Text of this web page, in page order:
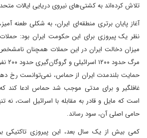
تلاش کرده‌اند به کشتی‌های نیروی دریایی ایالات
آغاز پایان برتری منطقه‌ای ایران، به شکلی طعنه
میزان دخالت ایران در این حملات همچنان
مرگ
حمایت بلندمدت ایران از حماس، نمی‌توانست رخ
غافلگیر و برای مدتی موجب شد حماس ادعا کند
است که مایل و قادر به مقابله با اسرائیل است، نه
حامی اصلی آن، سود رساند.
کمی بیش از یک سال بعد، این پیروزی